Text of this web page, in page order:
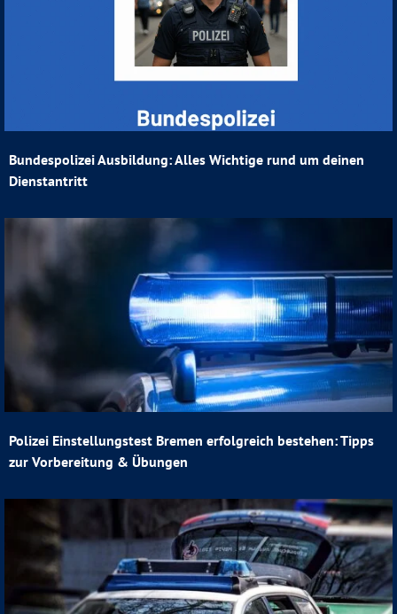
Bundespolizei Ausbildung: Alles Wichtige rund um deinen
Dienstantritt
Polizei Einstellungstest Bremen erfolgreich bestehen: Tipps
zur Vorbereitung & Übungen